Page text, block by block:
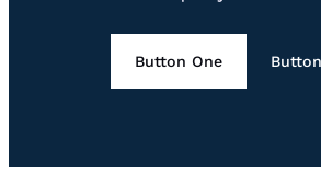
Button One